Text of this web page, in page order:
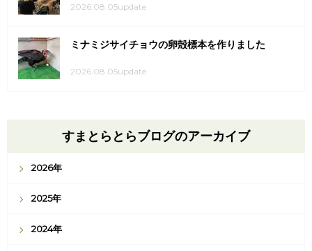
2026.08.05update
ミナミジサイチョウの卵殻標本を作りました
2026.08.05update
すまとらとらブログのアーカイブ
2026年
2025年
2024年